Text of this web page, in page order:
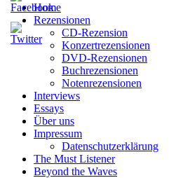
Home
Rezensionen
CD-Rezension
Konzertrezensionen
DVD-Rezensionen
Buchrezensionen
Notenrezensionen
Interviews
Essays
Über uns
Impressum
Datenschutzerklärung
The Must Listener
Beyond the Waves